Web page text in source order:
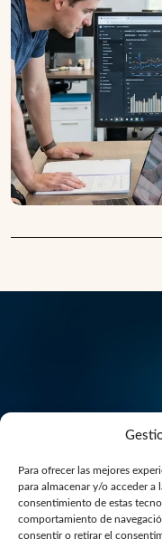
Para ofrecer las mejores
para almacenar y/o acceder a
consentimiento de estas
comportamiento de
consentir o retirar el
Publicidad digital
orientada a